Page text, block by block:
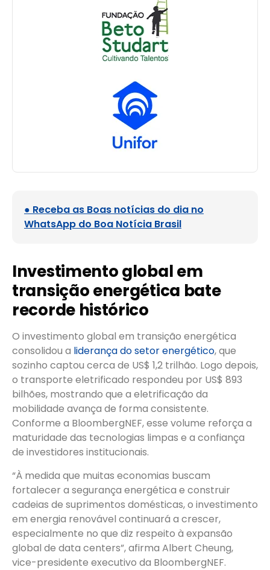
● Receba as Boas notícias do dia no
WhatsApp do Boa Notícia Brasil
Investimento global em
transição energética bate
recorde histórico
O investimento global em transição energética
consolidou a liderança do setor energético, que
sozinho captou cerca de US$ 1,2 trilhão. Logo depois,
o transporte eletrificado respondeu por US$ 893
bilhões, mostrando que a eletrificação da
mobilidade avança de forma consistente.
Conforme a BloombergNEF, esse volume reforça a
maturidade das tecnologias limpas e a confiança
de investidores institucionais.
“À medida que muitas economias buscam
fortalecer a segurança energética e construir
cadeias de suprimentos domésticas, o investimento
em energia renovável continuará a crescer,
especialmente no que diz respeito à expansão
global de data centers”, afirma Albert Cheung,
vice-presidente executivo da BloombergNEF.